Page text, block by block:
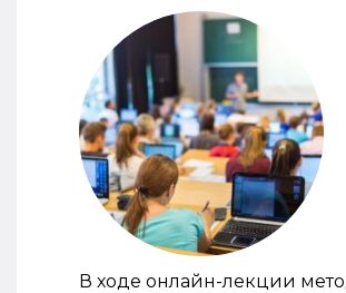
В ходе онлайн-лекции